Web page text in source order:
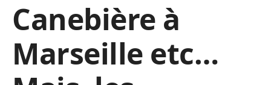
Canebière à
Marseille etc…